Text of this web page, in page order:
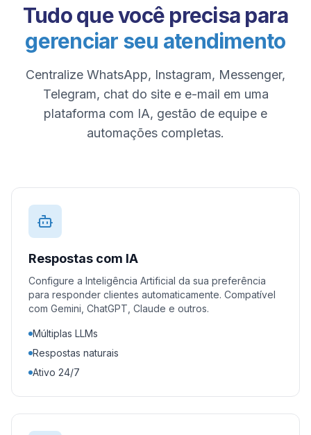
Tudo que você precisa para
gerenciar seu atendimento
Centralize WhatsApp, Instagram, Messenger,
Telegram, chat do site e e-mail em uma
plataforma com IA, gestão de equipe e
automações completas.
Respostas com IA
Configure a Inteligência Artificial da sua preferência
para responder clientes automaticamente. Compatível
com Gemini, ChatGPT, Claude e outros.
Múltiplas LLMs
Respostas naturais
Ativo 24/7